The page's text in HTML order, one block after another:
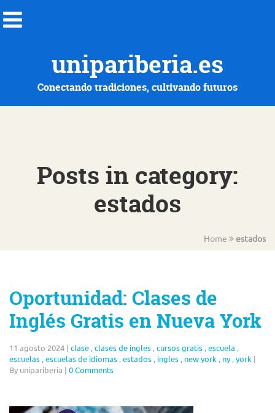
unipariberia.es
Conectando tradiciones, cultivando futuros
Posts in category:
estados
Home estados
Oportunidad: Clases de
Inglés Gratis en Nueva York
11 agosto 2024 | clase ,clases de ingles ,cursos gratis ,escuela ,
escuelas ,escuelas de idiomas ,estados , ingles , new york , ny,york |
By unipariberia | 0 Comments